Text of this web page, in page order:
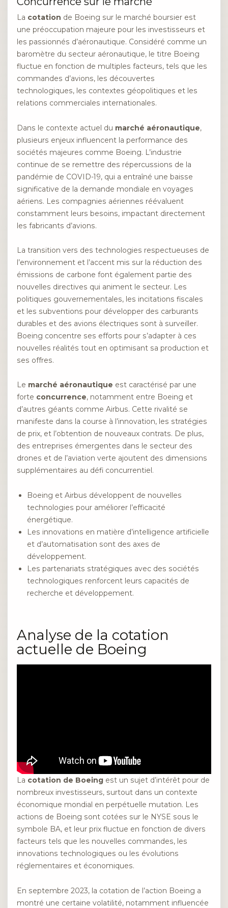
La cotation de Boeing sur le marché boursier est
une préoccupation majeure pour les investisseurs et
les passionnés d’aéronautique. Considéré comme un
baromètre du secteur aéronautique, le titre Boeing
fluctue en fonction de multiples facteurs, tels que les
commandes d’avions, les découvertes
technologiques, les contextes géopolitiques et les
relations commerciales internationales.
Dans le contexte actuel du marché aéronautique,
plusieurs enjeux influencent la performance des
sociétés majeures comme Boeing. L’industrie
continue de se remettre des répercussions de la
pandémie de COVID-19, qui a entraîné une baisse
significative de la demande mondiale en voyages
aériens. Les compagnies aériennes réévaluent
constamment leurs besoins, impactant directement
les fabricants d’avions.
La transition vers des technologies respectueuses de
l’environnement et l’accent mis sur la réduction des
émissions de carbone font également partie des
nouvelles directives qui animent le secteur. Les
politiques gouvernementales, les incitations fiscales
et les subventions pour développer des carburants
durables et des avions électriques sont à surveiller.
Boeing concentre ses efforts pour s’adapter à ces
nouvelles réalités tout en optimisant sa production et
ses offres.
Le marché aéronautique est caractérisé par une
forte concurrence, notamment entre Boeing et
d’autres géants comme Airbus. Cette rivalité se
manifeste dans la course à l’innovation, les stratégies
de prix, et l’obtention de nouveaux contrats. De plus,
des entreprises émergentes dans le secteur des
drones et de l’aviation verte ajoutent des dimensions
supplémentaires au défi concurrentiel.
Boeing et Airbus développent de nouvelles
technologies pour améliorer l’efficacité
énergétique.
Les innovations en matière d’intelligence artificielle
et d’automatisation sont des axes de
développement.
Les partenariats stratégiques avec des sociétés
technologiques renforcent leurs capacités de
recherche et développement.
Analyse de la cotation
actuelle de Boeing
La cotation de Boeing est un sujet d’intérêt pour de
nombreux investisseurs, surtout dans un contexte
économique mondial en perpétuelle mutation. Les
actions de Boeing sont cotées sur le NYSE sous le
symbole BA, et leur prix fluctue en fonction de divers
facteurs tels que les nouvelles commandes, les
innovations technologiques ou les évolutions
réglementaires et économiques.
En septembre 2023, la cotation de l’action Boeing a
montré une certaine volatilité, notamment influencée